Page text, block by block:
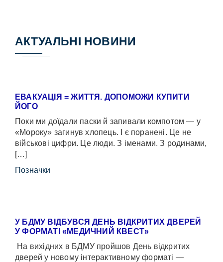
АКТУАЛЬНІ НОВИНИ
ЕВАКУАЦІЯ = ЖИТТЯ. ДОПОМОЖИ КУПИТИ
ЙОГО
Поки ми доїдали паски й запивали компотом — у
«Мороку» загинув хлопець. І є поранені. Це не
військові цифри. Це люди. З іменами. З родинами,
[…]
Позначки
У БДМУ ВІДБУВСЯ ДЕНЬ ВІДКРИТИХ ДВЕРЕЙ
У ФОРМАТІ «МЕДИЧНИЙ КВЕСТ»
На вихідних в БДМУ пройшов День відкритих
дверей у новому інтерактивному форматі —